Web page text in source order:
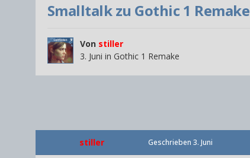
Smalltalk zu Gothic 1 Remake
Von stiller
3. Juni in Gothic 1 Remake
stiller Geschrieben 3. Juni